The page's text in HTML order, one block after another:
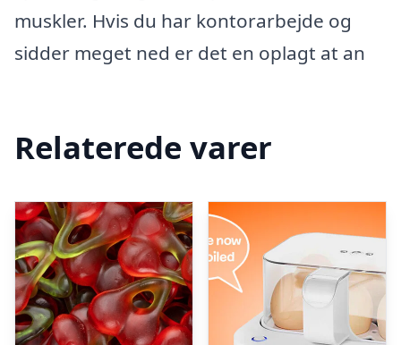
muskler. Hvis du har kontorarbejde og
sidder meget ned er det en oplagt at an
Relaterede varer